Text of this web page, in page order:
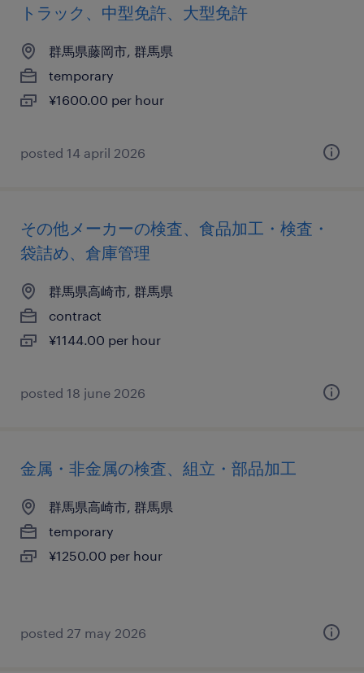
トラック、中型免許、大型免許
群馬県藤岡市, 群馬県
temporary
¥1600.00 per hour
posted 14 april 2026
その他メーカーの検査、食品加工・検査・
袋詰め、倉庫管理
群馬県高崎市, 群馬県
contract
¥1144.00 per hour
posted 18 june 2026
金属・非金属の検査、組立・部品加工
群馬県高崎市, 群馬県
temporary
¥1250.00 per hour
posted 27 may 2026